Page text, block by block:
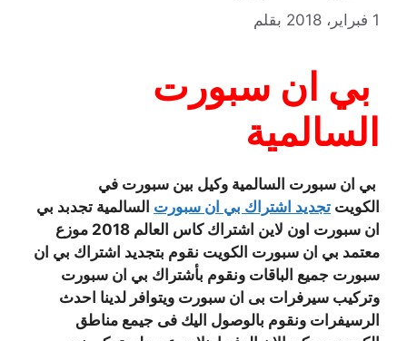
1 فبراير، 2018 بقلم
بي ان سبورت
السالمية
بي ان سبورت السالمية وكيل بين سبورت في
الكويت تجديد اشتراك بي ان سبورت السالمية تجدبد بي
ان سبورت اون لاين اشتراك كاس العالم 2018 موزع
معتمد بي ان سبورت الكويت نقوم بتجديد اشتراك بي ان
سبورت جميع الباقات ونقوم بأشتراك بي ان سبورت
وتركيب سيرفرات بى ان سبورت ويتوافر لدينا احدث
الرسيفرات ونقوم بالوصول اليك فى جيمع مناطق